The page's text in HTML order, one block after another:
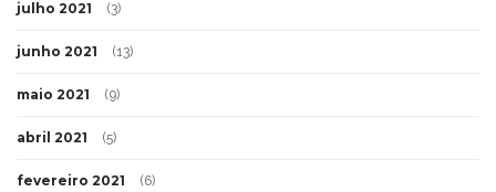
julho 2021 (3)
junho 2021 (13)
maio 2021 (9)
abril 2021 (5)
fevereiro 2021 (6)